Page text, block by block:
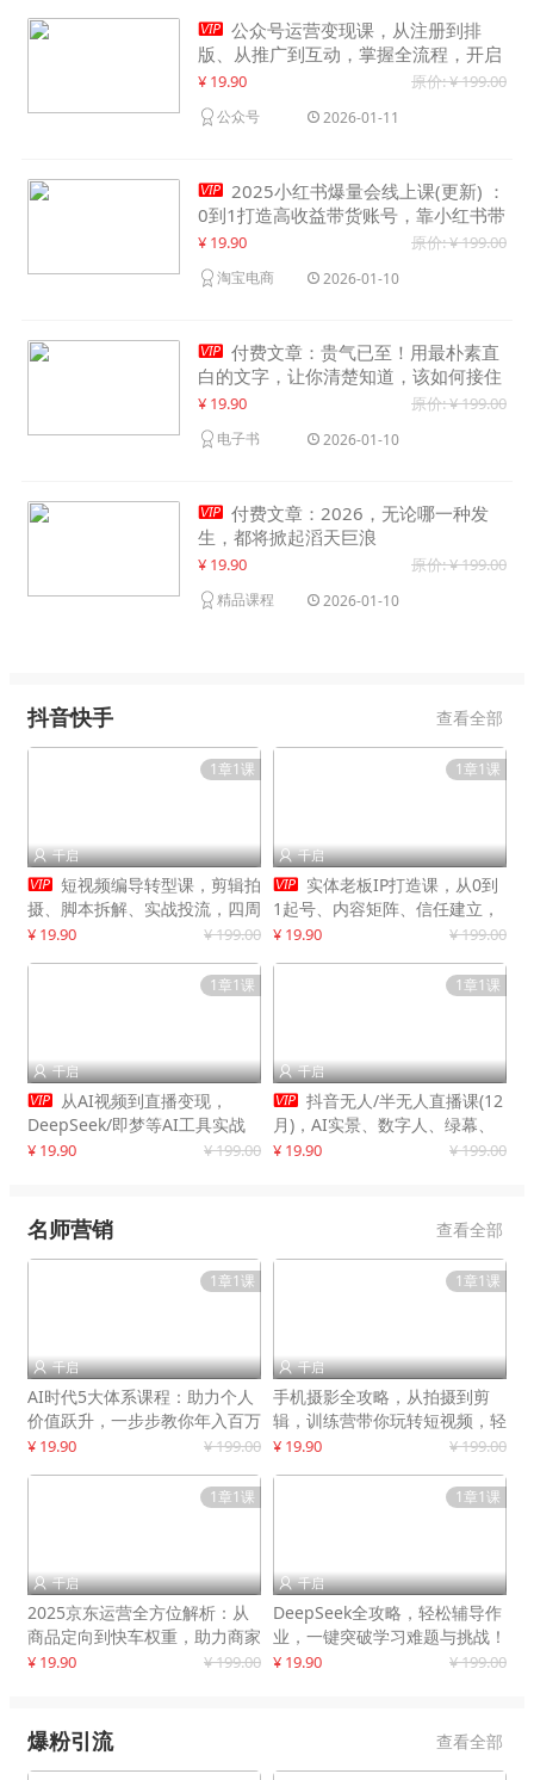
 公众号运营变现课，从注册到排
版、从推广到互动，掌握全流程，开启
个人品牌月入30000+
¥ 19.90 原价: ¥ 199.00
公众号 2026-01-11
 2025小红书爆量会线上课(更新) ：
0到1打造高收益带货账号，靠小红书带
货年入100w？机会来了！
¥ 19.90 原价: ¥ 199.00
淘宝电商 2026-01-10
 付费文章：贵气已至！用最朴素直
白的文字，让你清楚知道，该如何接住
这一次时代的泼天富贵
¥ 19.90 原价: ¥ 199.00
电子书 2026-01-10
 付费文章：2026，无论哪一种发
生，都将掀起滔天巨浪
¥ 19.90 原价: ¥ 199.00
精品课程 2026-01-10
抖音快手 查看全部
1章1课
 千启
 短视频编导转型课，剪辑拍
摄、脚本拆解、实战投流，四周
系统教学，快速入行月入2w+
¥ 19.90 ¥ 199.00
1章1课
 千启
 实体老板IP打造课，从0到
1起号、内容矩阵、信任建立，
打造门店IP，稳定获客增收
¥ 19.90 ¥ 199.00
1章1课
 千启
 从AI视频到直播变现，
DeepSeek/即梦等AI工具实战
教学，生产爆款视频，打造高流
¥ 19.90 ¥ 199.00
1章1课
 千启
 抖音无人/半无人直播课(12
月)，AI实景、数字人、绿幕、
多种玩法、24小时自动盈利
¥ 19.90 ¥ 199.00
名师营销 查看全部
1章1课
 千启
AI时代5大体系课程：助力个人
价值跃升，一步步教你年入百万
¥ 19.90 ¥ 199.00
1章1课
 千启
手机摄影全攻略，从拍摄到剪
辑，训练营带你玩转短视频，轻
松拍大片
¥ 19.90 ¥ 199.00
1章1课
 千启
2025京东运营全方位解析：从
商品定向到快车权重，助力商家
打造爆款商品
¥ 19.90 ¥ 199.00
1章1课
 千启
DeepSeek全攻略，轻松辅导作
业，一键突破学习难题与挑战！
¥ 19.90 ¥ 199.00
爆粉引流 查看全部